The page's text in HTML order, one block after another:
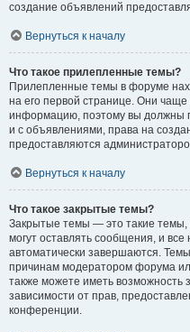
создание объявлений
Вернуться к началу
Что такое прилепленные темы?
Прилепленные темы в форуме
на его первой странице. Они
информацию, поэтому вы должны
и с объявлениями, права на
предоставляются
Вернуться к началу
Что такое закрытые темы?
Закрытые темы — это такие темы,
могут оставлять сообщения, и
автоматически завершаются.
причинам модератором форума
также можете иметь возможность
зависимости от прав,
конференции.